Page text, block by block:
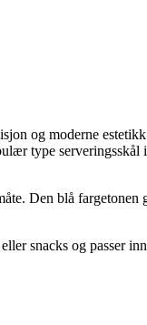
og moderne
type serveringsskål
Den blå
snacks og passer